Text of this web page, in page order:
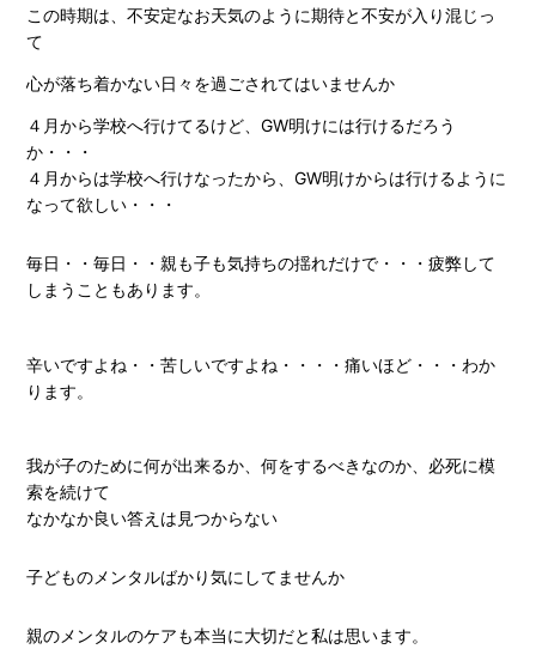
この時期は、不安定なお天気のように期待と不安が入り混じっ
て
心が落ち着かない日々を過ごされてはいませんか
４月から学校へ行けてるけど、GW明けには行けるだろう
か・・・
４月からは学校へ行けなったから、GW明けからは行けるように
なって欲しい・・・
毎日・・毎日・・親も子も気持ちの揺れだけで・・・疲弊して
しまうこともあります。
辛いですよね・・苦しいですよね・・・・痛いほど・・・わか
ります。
我が子のために何が出来るか、何をするべきなのか、必死に模
索を続けて
なかなか良い答えは見つからない
子どものメンタルばかり気にしてませんか
親のメンタルのケアも本当に大切だと私は思います。